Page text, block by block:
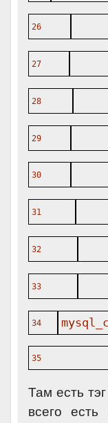
26
27
28
29
30
31
32
33
34
35
Там есть
всего